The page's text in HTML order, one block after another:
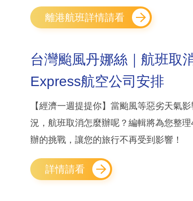
離港航班詳情請看
台灣颱風丹娜絲｜航班取
Express航空公司安排
【經濟一週提提你】當颱風等惡劣天氣
況，航班取消怎麼辦呢？編輯將為您整
辦的挑戰，讓您的旅行不再受到影響！
詳情請看